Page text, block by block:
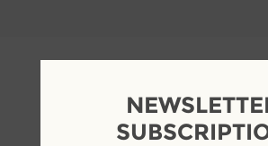
Những sản phẩm